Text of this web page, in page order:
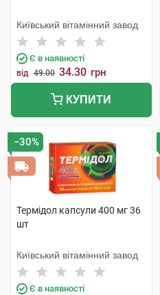
Київський вітамінний завод
Є в наявності
від 49.00 34.30 грн
КУПИТИ
−30%
Термідол капсули 400 мг 36
шт
Київський вітамінний завод
Є в наявності